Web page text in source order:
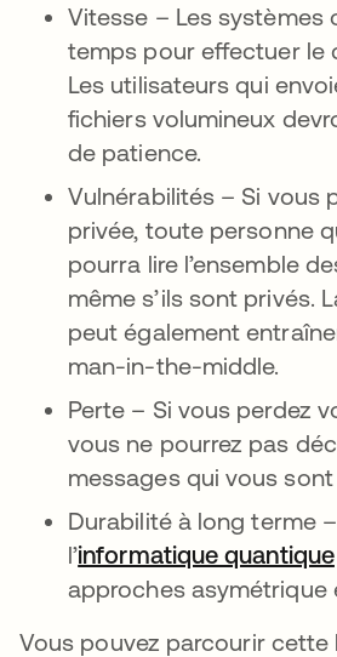
Vitesse – Les systèmes
temps pour effectuer le
Les utilisateurs qui
fichiers volumineux
de patience.
Vulnérabilités – Si vous
privée, toute personne
pourra lire l’ensemble
même s’ils sont privés.
peut également
man-in-the-middle.
Perte – Si vous perdez
vous ne pourrez pas
messages qui vous sont
Durabilité à long terme –
l’informatique quantique
approches asymétrique
Vous pouvez parcourir